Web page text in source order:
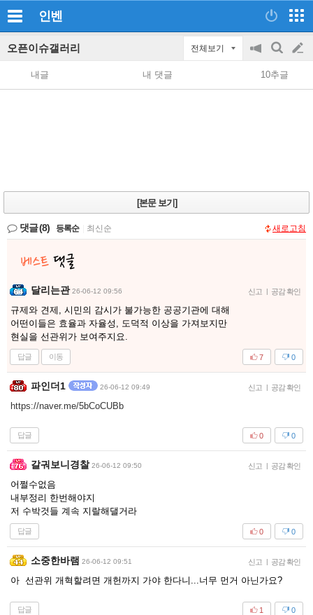
인벤
오픈이슈갤러리 전체보기
공
지
on/off
검
색
글
쓰
내글 내 댓글 10추글
[본문 보기]
댓글(8) 등록순 최신순 새로고침
달리는관 26-06-12 09:56 신고 | 공감 확인
규제와 견제, 시민의 감시가 불가능한 공공기관에 대해
어떤이들은 효율과 자율성, 도덕적 이상을 가져보지만
현실을 선관위가 보여주지요.
답글 이동 0
7
파인더1 26-06-12 09:49 신고 | 공감 확인
https://naver.me/5bCoCUBb
답글 0
0
갈궈보니경찰 26-06-12 09:50 신고 | 공감 확인
어쩔수없음
내부정리 한번해야지
저 수박것들 계속 지랄해댈거라
답글 0
0
소중한바램 26-06-12 09:51 신고 | 공감 확인
아 선관위 개혁할려면 개헌까지 가야 한다니...너무 먼거 아닌가요?
답글 0
1